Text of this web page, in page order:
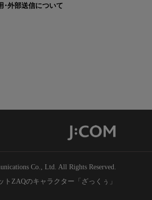
･外部送信について
Co., Ltd. All Rights Reserved.
トZAQのキャラクター「ざっくぅ」